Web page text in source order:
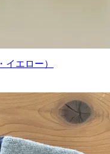
イエロー）